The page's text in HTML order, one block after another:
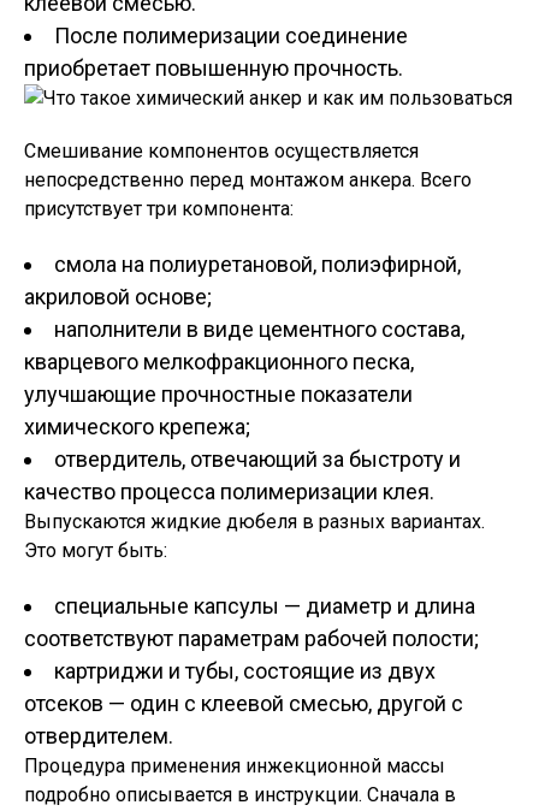
После полимеризации соединение
приобретает повышенную прочность.
Смешивание компонентов осуществляется
непосредственно перед монтажом анкера. Всего
присутствует три компонента:
смола на полиуретановой, полиэфирной,
акриловой основе;
наполнители в виде цементного состава,
кварцевого мелкофракционного песка,
улучшающие прочностные показатели
химического крепежа;
отвердитель, отвечающий за быстроту и
качество процесса полимеризации клея.
Выпускаются жидкие дюбеля в разных вариантах.
Это могут быть:
специальные капсулы — диаметр и длина
соответствуют параметрам рабочей полости;
картриджи и тубы, состоящие из двух
отсеков — один с клеевой смесью, другой с
отвердителем.
Процедура применения инжекционной массы
подробно описывается в инструкции. Сначала в